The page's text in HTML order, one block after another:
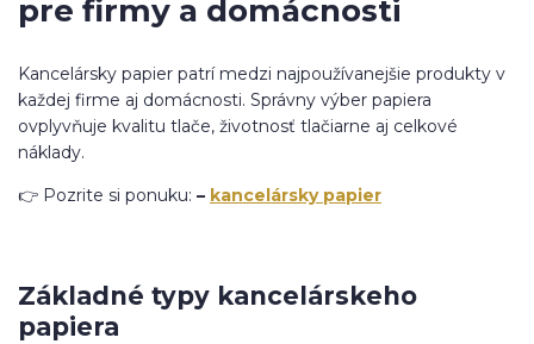
pre firmy a domácnosti
Kancelársky papier patrí medzi najpoužívanejšie produkty v
každej firme aj domácnosti. Správny výber papiera
ovplyvňuje kvalitu tlače, životnosť tlačiarne aj celkové
náklady.
👉 Pozrite si ponuku: – kancelársky papier
Základné typy kancelárskeho
papiera